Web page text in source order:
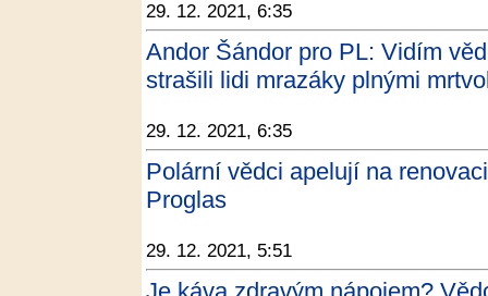
29. 12. 2021, 6:35
Andor Šándor pro PL: Vidím
strašili lidi mrazáky plnými
29. 12. 2021, 6:35
Polární vědci apelují na
Proglas
29. 12. 2021, 5:51